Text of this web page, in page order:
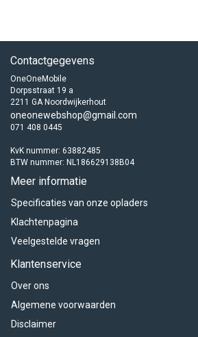
Contactgegevens
OneOneMobile
Dorpsstraat 19 a
2211 GA Noordwijkerhout
oneonewebshop@gmail.com
071 408 0445
KvK nummer: 63882485
BTW nummer: NL186629138B04
Meer informatie
Specificaties van onze opladers
Klachtenpagina
Veelgestelde vragen
Klantenservice
Over ons
Algemene voorwaarden
Disclaimer